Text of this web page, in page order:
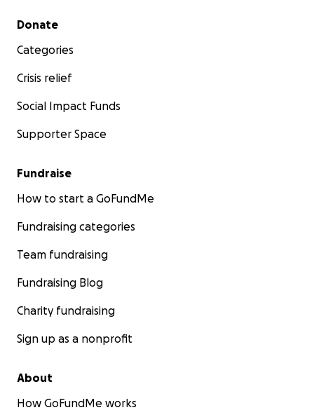
Secondary menu
Donate
Categories
Crisis relief
Social Impact Funds
Supporter Space
Fundraise
How to start a GoFundMe
Fundraising categories
Team fundraising
Fundraising Blog
Charity fundraising
Sign up as a nonprofit
About
How GoFundMe works